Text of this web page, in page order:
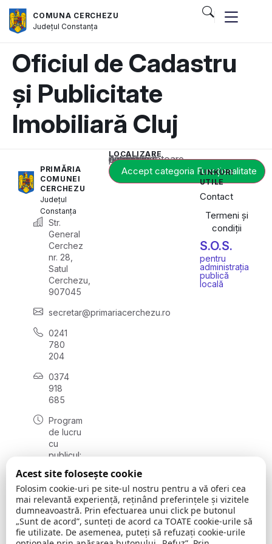
COMUNA CERCHEZU
JudețulConstanța
Oficiul de Cadastru
și Publicitate
Imobiliară Cluj
PRIMĂRIA
COMUNEI
CERCHEZU
Județul
Constanța
Str.
General
Cerchez
nr. 28,
Satul
Cerchezu,
907045
secretar@primariacerchezu.ro
0241
780
204
0374
918
685
Program
de lucru
cu
publicul:
08:00 -
16:30
, vineri:
08:00 -
14:00
LOCALIZARE
Acest conținut este blocat până când acceptați categoria corespunzătoare de cookie-uri.
Accept categoria Funcționalitate
LINKURI
UTILE
Contact
Termeni și
condiții
S.O.S.
pentru
administrația
publică
locală
Acest site folosește cookie
Folosim cookie-uri pe site-ul nostru pentru a vă oferi cea
mai relevantă experiență, reținând preferințele și vizitele
dumneavoastră. Prin efectuarea unui click pe butonul
„Sunt de acord”, sunteți de acord ca TOATE cookie-urile să
fie utilizate. De asemenea, puteți să refuzați cookie-urile